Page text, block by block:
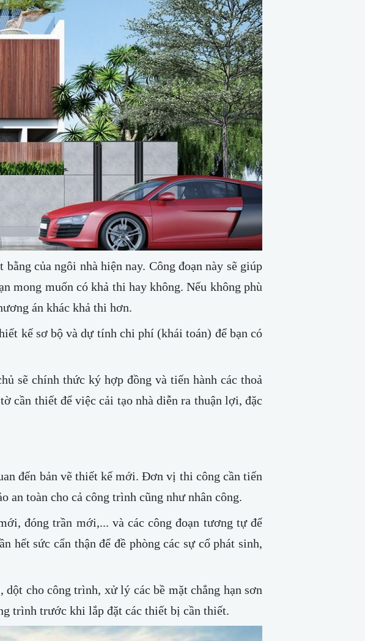
của ngôi nhà hiện nay. Công đoạn này sẽ giúp
mong muốn có khả thi hay không. Nếu không phù
án khác khả thi hơn.
kế sơ bộ và dự tính chi phí (khái toán) để bạn có
sẽ chính thức ký hợp đồng và tiến hành các thoả
cần thiết để việc cải tạo nhà diễn ra thuận lợi, đặc
đến bản vẽ thiết kế mới. Đơn vị thi công cần tiến
an toàn cho cả công trình cũng như nhân công.
đóng trần mới,... và các công đoạn tương tự để
hết sức cẩn thận để đề phòng các sự cố phát sinh,
cho công trình, xử lý các bề mặt chẳng hạn sơn
trình trước khi lắp đặt các thiết bị cần thiết.